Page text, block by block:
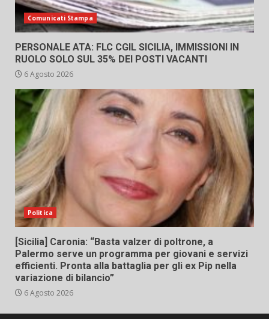
Comunicati Stampa
PERSONALE ATA: FLC CGIL SICILIA, IMMISSIONI IN
RUOLO SOLO SUL 35% DEI POSTI VACANTI
6 Agosto 2026
Politica
[Sicilia] Caronia: “Basta valzer di poltrone, a
Palermo serve un programma per giovani e servizi
efficienti. Pronta alla battaglia per gli ex Pip nella
variazione di bilancio”
6 Agosto 2026